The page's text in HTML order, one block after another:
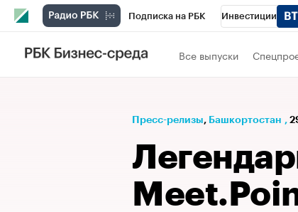
Подписка на РБК Инвестиции
РБК Вино
Проверка контрагентов
Все выпуски
Пресс-релизы⁠, Башкортостан ,